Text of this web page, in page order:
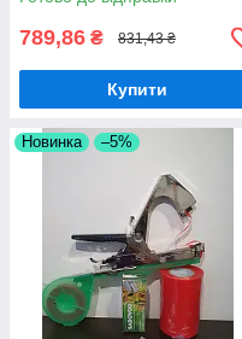
789,86 ₴ 831,43 ₴
Купити
Новинка –5%